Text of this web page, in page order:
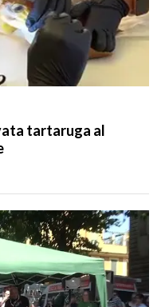
tartaruga al